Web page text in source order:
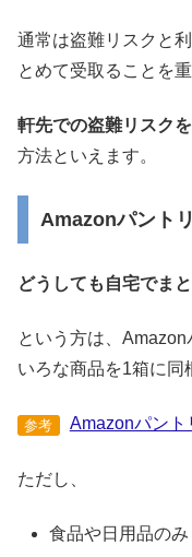
通常は盗難リスクと
とめて受取ることを
軒先での盗難リスク
方法といえます。
Amazonパント
どうしても自宅でま
という方は、
いろな商品を1箱に同
参考 Amazonパント
ただし、
食品や日用品のみ